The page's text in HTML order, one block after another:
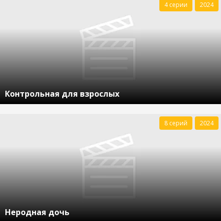
Контрольная для взрослых
4 серии 2024
Неродная дочь
8 серий 2024